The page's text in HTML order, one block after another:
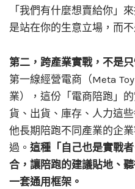
「我們有什麼想賣給你」
是站在你的生意立場，而
第二，跨產業實戰，不是
第一線經營電商（Meta
業），這份「電商陪跑」
貨、出貨、庫存、人力這
他長期陪跑不同產業的企
過。 這種「自己也是實戰
合，讓陪跑的建議貼地、
一套通用框架。